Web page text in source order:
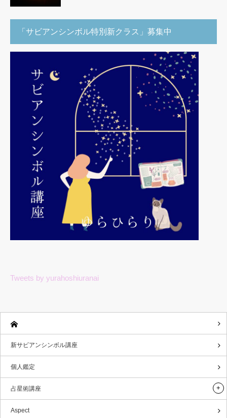
「サビアンシンボル特別新クラス」募集中
Tweets by yurahoshiuranai
新サビアンシンボル講座
個人鑑定
占星術講座
Aspect